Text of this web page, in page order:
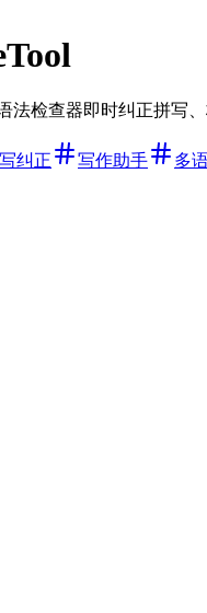
法检查器即时纠正拼写
纠正 写作助手 多